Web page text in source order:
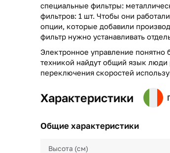
специальные фильтры:
фильтров: 1 шт. Чтобы они
опции, которые добавили
фильтр нужно устанавливать
Электронное управление понятно
техникой найдут общий язык
переключения скоростей
Характеристики
Общие характеристики
Высота (см)